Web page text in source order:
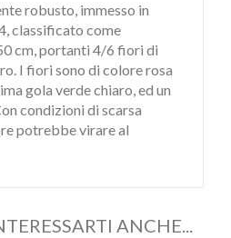
robusto, immesso in
classificato come
cm, portanti 4/6 fiori di
I fiori sono di colore rosa
gola verde chiaro, ed un
condizioni di scarsa
potrebbe virare al
ANCHE...